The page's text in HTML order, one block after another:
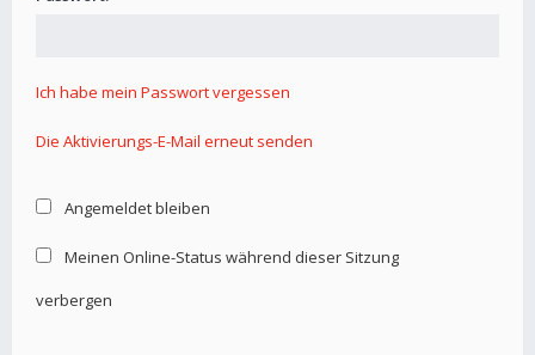
Ich habe mein Passwort vergessen
Die Aktivierungs-E-Mail erneut senden
Angemeldet bleiben
Meinen Online-Status während dieser Sitzung
verbergen